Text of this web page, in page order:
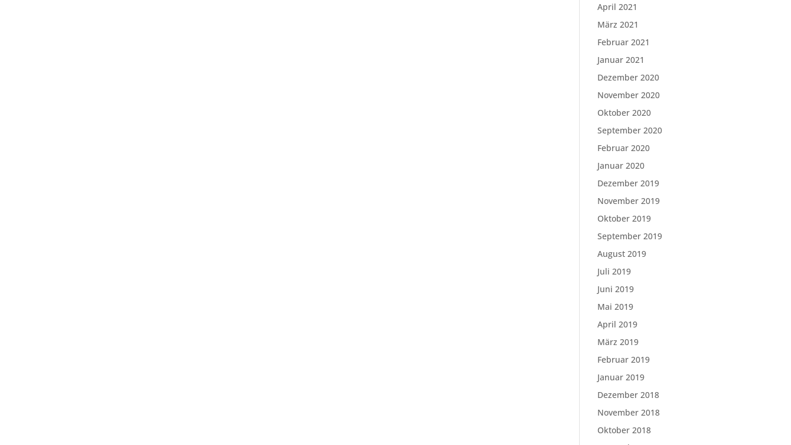
April 2021
März 2021
Februar 2021
Januar 2021
Dezember 2020
November 2020
Oktober 2020
September 2020
Februar 2020
Januar 2020
Dezember 2019
November 2019
Oktober 2019
September 2019
August 2019
Juli 2019
Juni 2019
Mai 2019
April 2019
März 2019
Februar 2019
Januar 2019
Dezember 2018
November 2018
Oktober 2018